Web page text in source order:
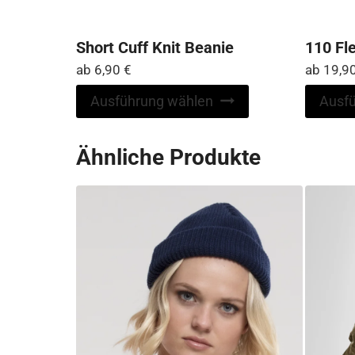
Short Cuff Knit Beanie
ab 6,90 €
Ausführung wählen
Produkt
mehrere
Die
Optionen
können
auf
der
Produktseite
gewählt
110
ab
Ähnliche Produkte